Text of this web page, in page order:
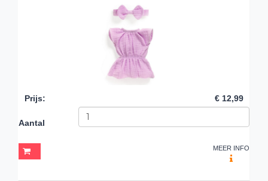
Prijs: € 12,99
Aantal
MEER INFO